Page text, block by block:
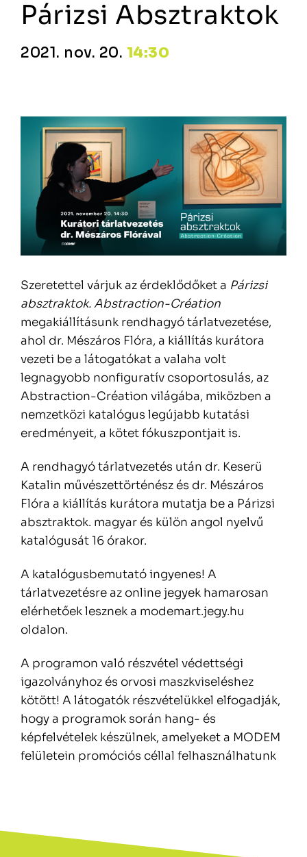
Párizsi Absztraktok
2021. nov. 20. 14:30
Szeretettel várjuk az érdeklődőket a Párizsi
absztraktok. Abstraction-Création
megakiállításunk rendhagyótárlatvezetése,
ahol dr. Mészáros Flóra, a kiállítás kurátora
vezeti be a látogatókat a valaha volt
legnagyobb nonfiguratív csoportosulás, az
Abstraction-Création világába, miközben a
nemzetközi katalógus legújabb kutatási
eredményeit, a kötet fókuszpontjait is.
A rendhagyó tárlatvezetés után dr. Keserü
Katalin művészettörténész és dr. Mészáros
Flóra a kiállítás kurátora mutatja be a Párizsi
absztraktok. magyar és külön angol nyelvű
katalógusát 16 órakor.
A katalógusbemutató ingyenes! A
tárlatvezetésre az online jegyek hamarosan
elérhetőek lesznek a modemart.jegy.hu
oldalon.
A programon való részvétel védettségi
igazolványhoz és orvosi maszkviseléshez
kötött! A látogatók részvételükkel elfogadják,
hogy a programok során hang- és
képfelvételek készülnek, amelyeket a MODEM
felületein promóciós céllal felhasználhatunk